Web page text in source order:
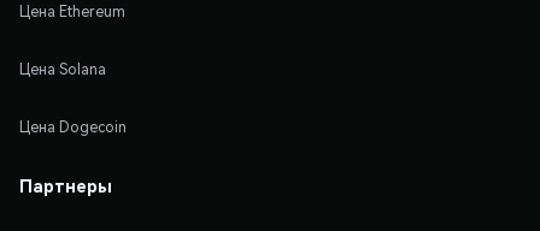
Цена Ethereum
Цена Solana
Цена Dogecoin
Партнеры